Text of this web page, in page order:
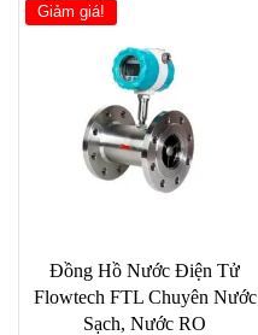
99,000
gốc
là:
99,000 ₫.
Giảm giá!
Đồng Hồ Nước Điện Tử
Flowtech FTL Chuyên Nước
Sạch, Nước RO